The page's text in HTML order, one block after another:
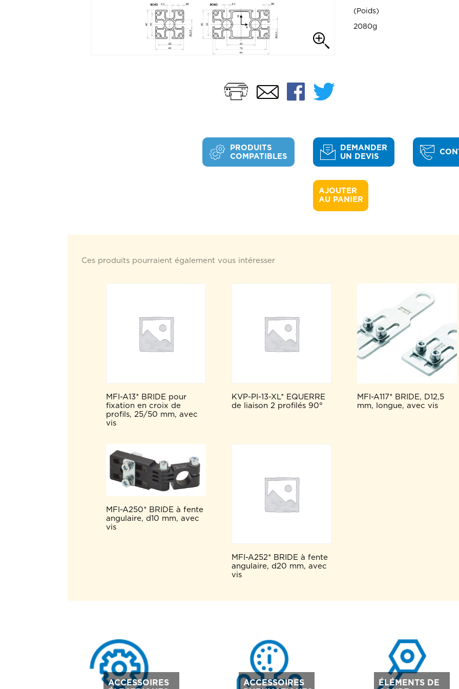
Imprimer
EmailFacebook
Twitter
Poids
2080g
PRODUITS
COMPATIBLES
DEMANDER
UN DEVIS
AJOUTER
AU PANIER
Ces produits pourraient également vous intéresser
MFI-A13* BRIDE pour
fixation en croix de
profils, 25/50 mm, avec
vis
KVP-PI-13-XL* EQUERRE
de liaison 2 profilés 90°
MFI-A117* BRIDE, D12,5
mm, longue, avec vis
MFI-A250* BRIDE à fente
angulaire, d10 mm, avec
vis
MFI-A252* BRIDE à fente
angulaire, d20 mm, avec
vis
ACCESSOIRES
ACCESSOIRES
ÉLÉMENTS DE